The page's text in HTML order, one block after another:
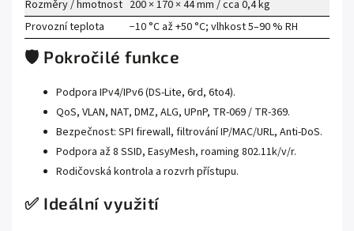
Rozměry / hmotnost 200 × 170 × 44 mm / cca 0,4 kg
Provozní teplota
−10 °C až +50 °C; vlhkost 5–90 % RH
🛡️ Pokročilé funkce
Podpora IPv4/IPv6 (DS-Lite, 6rd, 6to4).
QoS, VLAN, NAT, DMZ, ALG, UPnP, TR-069 / TR-369.
Bezpečnost: SPI firewall, filtrování IP/MAC/URL, Anti-DoS.
Podpora až 8 SSID, EasyMesh, roaming 802.11k/v/r.
Rodičovská kontrola a rozvrh přístupu.
✅ Ideální využití